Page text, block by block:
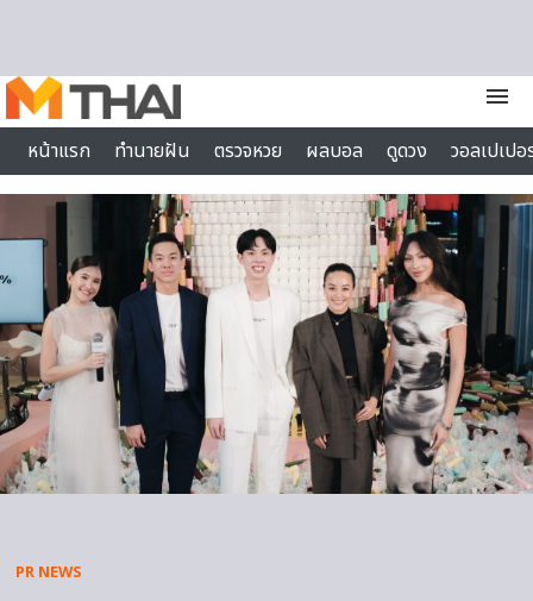
menu
หน้าแรก
ทำนายฝัน ตรวจหวย ผลบอล ดูดวง
วอลเปเป
ไลฟ์สไตล์
PR NEWS